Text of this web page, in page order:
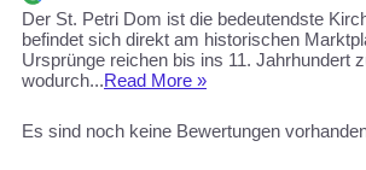
Der St. Petri Dom ist die bedeutendste
befindet sich direkt am historischen
Ursprünge reichen bis ins 11. Jahrhundert
wodurch...Read More »
Es sind noch keine Bewertungen